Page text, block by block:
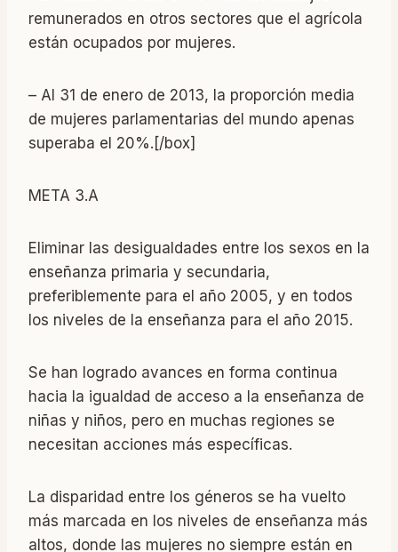
remunerados en otros sectores que el agrícola
están ocupados por mujeres.
– Al 31 de enero de 2013, la proporción media
de mujeres parlamentarias del mundo apenas
superaba el 20%.[/box]
META 3.A
Eliminar las desigualdades entre los sexos en la
enseñanza primaria y secundaria,
preferiblemente para el año 2005, y en todos
los niveles de la enseñanza para el año 2015.
Se han logrado avances en forma continua
hacia la igualdad de acceso a la enseñanza de
niñas y niños, pero en muchas regiones se
necesitan acciones más específicas.
La disparidad entre los géneros se ha vuelto
más marcada en los niveles de enseñanza más
altos, donde las mujeres no siempre están en